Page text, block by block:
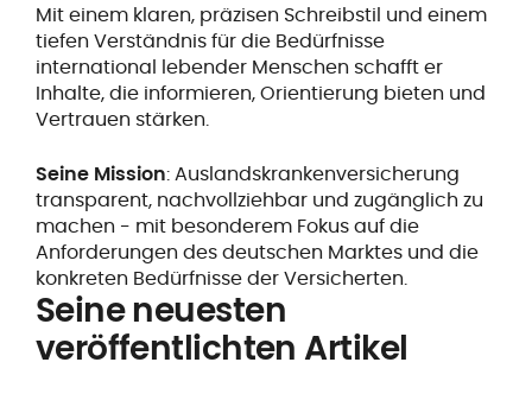
Mit einem klaren, präzisen Schreibstil und einem
tiefen Verständnis für die Bedürfnisse
international lebender Menschen schafft er
Inhalte, die informieren, Orientierung bieten und
Vertrauen stärken.
Seine Mission: Auslandskrankenversicherung
transparent, nachvollziehbar und zugänglich zu
machen - mit besonderem Fokus auf die
Anforderungen des deutschen Marktes und die
konkreten Bedürfnisse der Versicherten.
Seine neuesten
veröffentlichten Artikel